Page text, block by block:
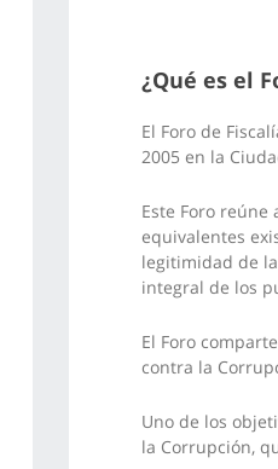
¿Qué es el
El Foro de
2005 en la
Este Foro
equivalentes
legitimidad de
integral de los
El Foro
contra la
Uno de los
la Corrupción,